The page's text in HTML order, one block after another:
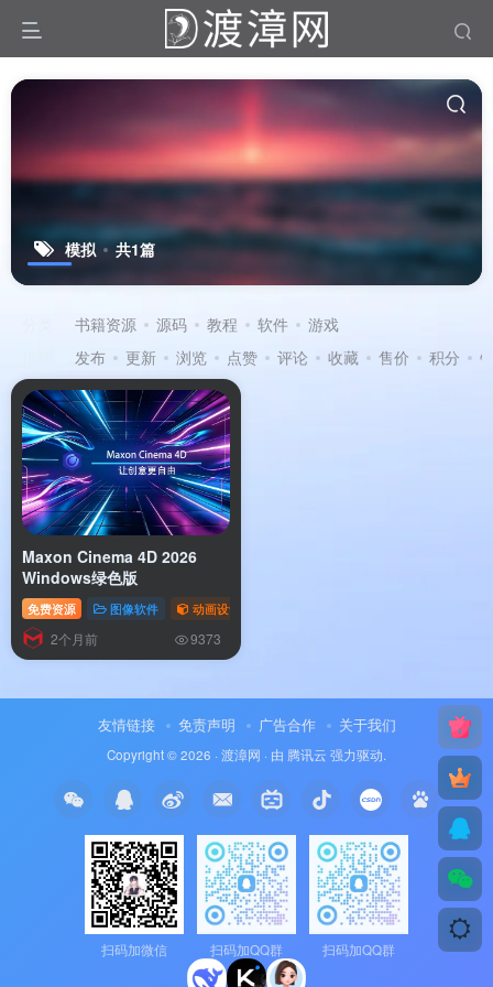
模拟 共1篇
书籍资源 源码 教程 软件
游戏
发布 更新 浏览 点赞 评论 收藏 售价 积分
Maxon Cinema 4D 2026
Windows绿色版
免费资源 图像软件 动画设计
2个月前 9373
友情链接 免责声明 广告合作 关于我们
Copyright © 2026 · 渡漳网 · 由 腾讯云 强力驱动.
扫码加微信 扫码加QQ群 扫码加QQ群